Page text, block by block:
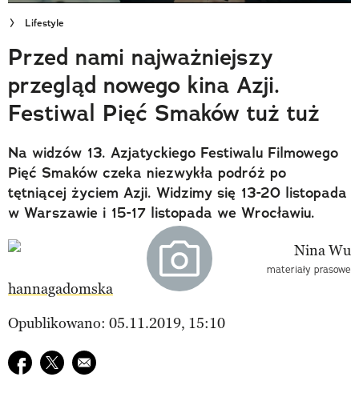
Wielki Konkurs Fotograficzny
Trendbook Podróżniczy
Polecane
Lifestyle
Przed nami najważniejszy
przegląd nowego kina Azji.
Festiwal Pięć Smaków tuż tuż
Na widzów 13. Azjatyckiego Festiwalu Filmowego
Pięć Smaków czeka niezwykła podróż po
tętniącej życiem Azji. Widzimy się 13-20 listopada
w Warszawie i 15-17 listopada we Wrocławiu.
materiały prasowe
hannagadomska
Opublikowano: 05.11.2019, 15:10
Udostępnij na facebook
Udostępnij na twitter
E-mail do przyjaciela